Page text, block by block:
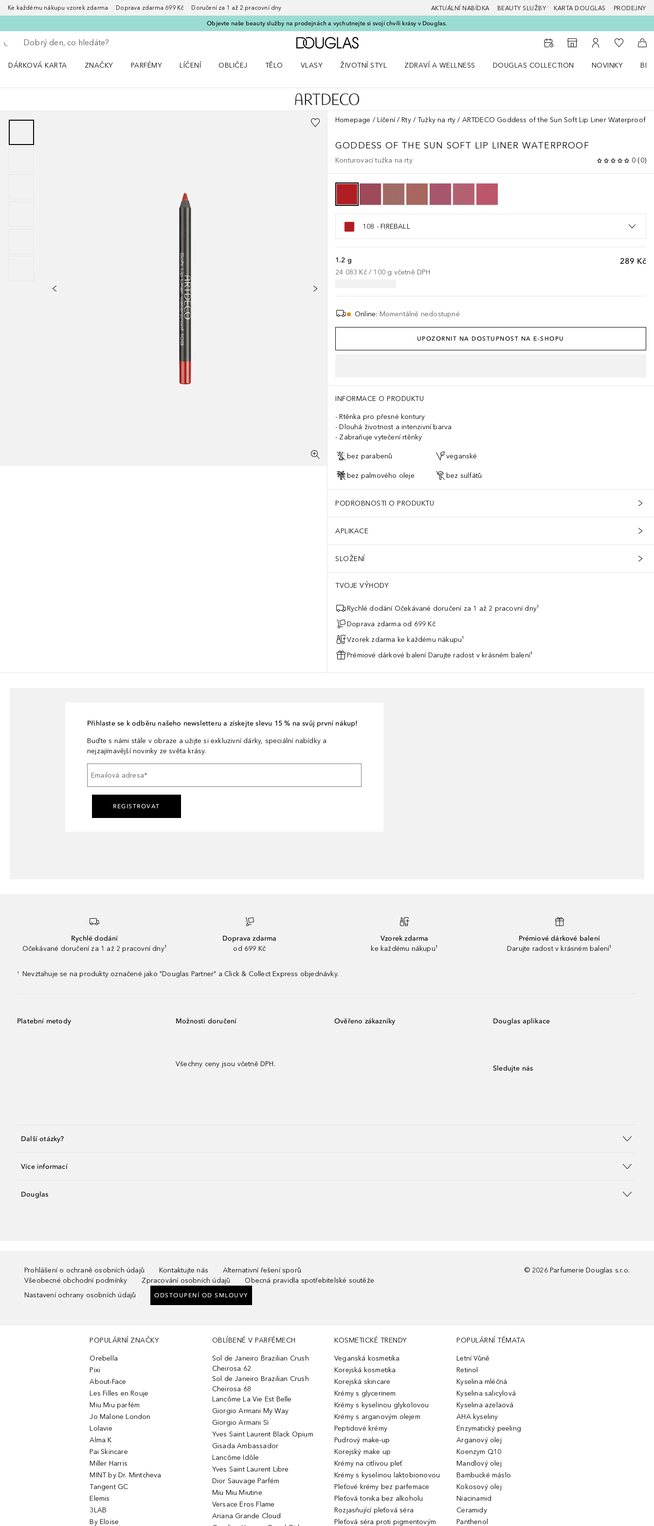
Ke každému nákupu vzorek zdarma Doprava zdarma 699 Kč Doručení za 1 až 2 pracovní dny AKTUÁLNÍ NABÍDKA BEAUTY SLUŽBY KARTA DOUGLAS PRODEJNY
Objevte naše beauty služby na prodejnách a vychutnejte si svojí chvíli krásy v Douglas.
Vraťte se
Proveďte vyhledávání
Domů
K vyhledávači prodejen
K mému účtu
K mému
Do
DÁRKOVÁ KARTA
ZNAČKY
PARFÉMY
LÍČENÍ
OBLIČEJ
TĚLO
VLASY
ŽIVOTNÍ STYL
ZDRAVÍ A WELLNESS
DOUGLAS COLLECTION
NOVINKY
Homepage Líčení Rty Tužky na rty ARTDECO Goddess of the Sun Soft Lip Liner Waterproof
GODDESS OF THE SUN SOFT LIP LINER WATERPROOF
Konturovací tužka na rty 0 (0)
108 - FIREBALL
289 Kč
1.2 g
24 083 Kč / 100 g včetně DPH
Online: Momentálně nedostupné
UPOZORNIT NA DOSTUPNOST NA E-SHOPU
INFORMACE O PRODUKTU
Rtěnka pro přesné kontury
Dlouhá životnost a intenzivní barva
Zabraňuje vytečení rtěnky
bez parabenů veganské
bez palmového oleje bez sulfátů
PODROBNOSTI O PRODUKTU
APLIKACE
SLOŽENÍ
TVOJE VÝHODY
Rychlé dodání Očekávané doručení za 1 až 2 pracovní dny¹
Doprava zdarma od 699 Kč
Vzorek zdarma ke každému nákupu¹
Prémiové dárkové balení Darujte radost v krásném balení¹
Přihlaste se k odběru našeho newsletteru a získejte slevu 15 % na svůj první nákup!
Buďte s námi stále v obraze a užijte si exkluzivní dárky, speciální nabídky a
nejzajímavější novinky ze světa krásy.
Emailová adresa*
REGISTROVAT
Rychlé dodání
Očekávané doručení za 1 až 2 pracovní dny¹
Doprava zdarma
od 699 Kč
Vzorek zdarma
ke každému nákupu¹
Prémiové dárkové balení
Darujte radost v krásném balení¹
¹ Nevztahuje se na produkty označené jako "Douglas Partner" a Click & Collect Express objednávky.
Platební metody Možnosti doručení
Všechny ceny jsou včetně DPH.
Ověřeno zákazníky Douglas aplikace
Sledujte nás
Další otázky?
Více informací
Douglas
Prohlášení o ochraně osobních údajů Kontaktujte nás
Alternativní řešení sporů
Všeobecné obchodní podmínky
Zpracování osobních údajů
Obecná pravidla spotřebitelské soutěže
Nastavení ochrany osobních údajů
ODSTOUPENÍ OD SMLOUVY
© 2026 Parfumerie Douglas s.r.o.
POPULÁRNÍ ZNAČKY
Orebella
Pixi
About-Face
Les Filles en Rouje
Miu Miu parfém
Jo Malone London
Lolavie
Alma K
Pai Skincare
Miller Harris
MINT by Dr. Mintcheva
Tangent GC
Elemis
3LAB
By Eloise
OBLÍBENÉ V PARFÉMECH
Sol de Janeiro Brazilian Crush
Cheirosa 62
Sol de Janeiro Brazilian Crush
Cheirosa 68
Lancôme La Vie Est Belle
Giorgio Armani My Way
Giorgio Armani Sì
Yves Saint Laurent Black Opium
Gisada Ambassador
Lancôme Idôle
Yves Saint Laurent Libre
Dior Sauvage Parfém
Miu Miu Miutine
Versace Eros Flame
Ariana Grande Cloud
KOSMETICKÉ TRENDY
Veganská kosmetika
Korejská kosmetika
Korejská skincare
Krémy s glycerinem
Krémy s kyselinou glykolovou
Krémy s arganovým olejem
Peptidové krémy
Pudrový make-up
Korejský make up
Krémy na citlivou pleť
Krémy s kyselinou laktobionovou
Pleťové krémy bez parfemace
Pleťová tonika bez alkoholu
Rozjasňující pleťová séra
Pleťová séra proti pigmentovým
POPULÁRNÍ TÉMATA
Letní Vůně
Retinol
Kyselina mléčná
Kyselina salicylová
Kyselina azelaová
AHA kyseliny
Enzymatický peeling
Arganový olej
Koenzym Q10
Mandlový olej
Bambucké máslo
Kokosový olej
Niacinamid
Ceramidy
Panthenol